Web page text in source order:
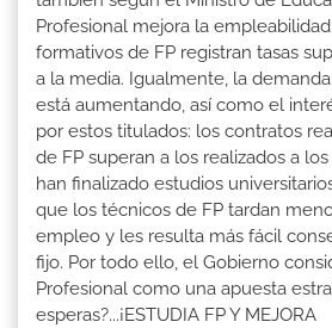
Profesional mejora la
formativos de FP registran tasas
a la media. Igualmente, la
está aumentando, así como el
por estos titulados: los contratos
de FP superan a los realizados a
han finalizado estudios
que los técnicos de FP tardan
empleo y les resulta más fácil
fijo. Por todo ello, el Gobierno
Profesional como una apuesta
esperas?...¡ESTUDIA FP Y MEJORA